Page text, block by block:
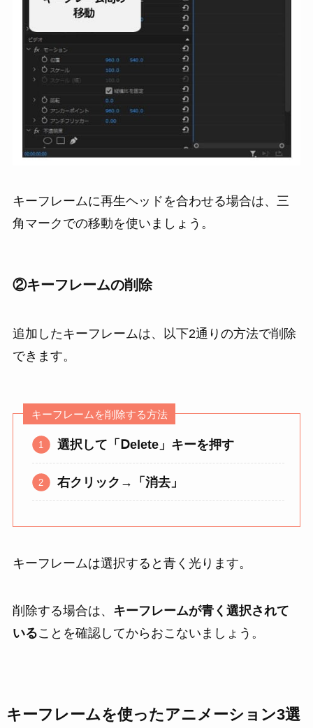
キーフレームに再生ヘッドを合わせる場合は、三
角マークでの移動を使いましょう。
②キーフレームの削除
追加したキーフレームは、以下2通りの方法で削除
できます。
キーフレームを削除する方法
選択して「Ⅾelete」キーを押す
右クリック→「消去」
キーフレームは選択すると青く光ります。
削除する場合は、 キーフレームが青く選択されて
いることを確認してからおこないましょう。
キーフレームを使ったアニメーション3選